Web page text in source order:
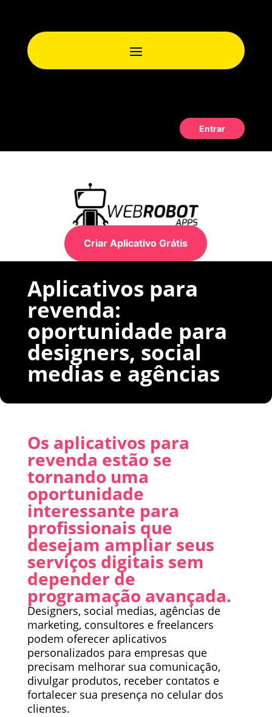
Entrar
Criar Aplicativo Grátis
Aplicativos para
revenda:
oportunidade para
designers, social
medias e agências
Os aplicativos para
revenda estão se
tornando uma
oportunidade
interessante para
profissionais que
desejam ampliar seus
serviços digitais sem
depender de
programação avançada.
Designers, social medias, agências de
marketing, consultores e freelancers
podem oferecer aplicativos
personalizados para empresas que
precisam melhorar sua comunicação,
divulgar produtos, receber contatos e
fortalecer sua presença no celular dos
clientes.